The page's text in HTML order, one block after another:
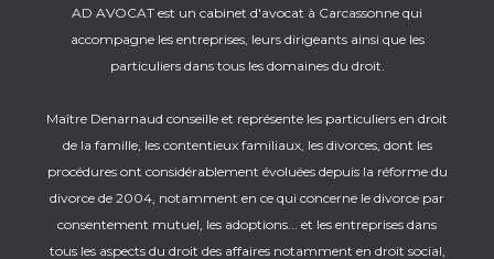
AD AVOCAT est un cabinet d'avocat à Carcassonne qui
accompagne les entreprises, leurs dirigeants ainsi que les
particuliers dans tous les domaines du droit.
Maître Denarnaud conseille et représente les particuliers en droit
de la famille, les contentieux familiaux, les divorces, dont les
procédures ont considérablement évoluées depuis la réforme du
divorce de 2004, notamment en ce qui concerne le divorce par
consentement mutuel, les adoptions... et les entreprises dans
tous les aspects du droit des affaires notamment en droit social,